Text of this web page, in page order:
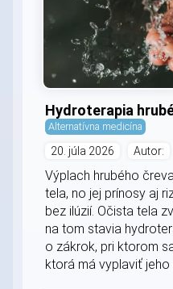
Hydroterapia
Alternatívna medicína
20. júla 2026 Autor:
Výplach hrubého
tela, no jej prínosy aj
bez ilúzií. Očista tela
na tom stavia
o zákrok, pri ktorom
ktorá má vyplaviť jeho